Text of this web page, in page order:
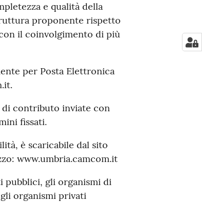
e qualità della
proponente rispetto
il coinvolgimento di più
per Posta Elettronica
di contributo inviate con
fissati.
è scaricabile dal sito
www.umbria.camcom.it
gli organismi di
organismi privati